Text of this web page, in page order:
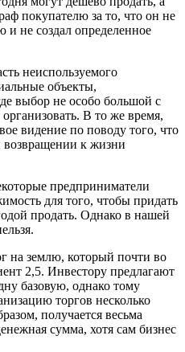
покупателю за то, что он не
и не создал определенное
неиспользуемого
объекты,
выбор не особо большой с
В то же время,
видение по поводу того, что
к жизни
предприниматели
для того, чтобы придать
продать. Однако в нашей
на землю, который почти во
2,5. Инвестору предлагают
базовую, однако тому
торгов несколько
получается весьма
сумма, хотя сам бизнес